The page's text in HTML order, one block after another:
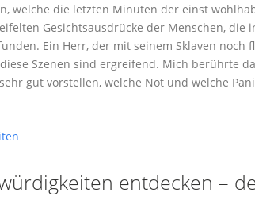
welche die letzten Minuten der einst
Gesichtsausdrücke der Menschen, die
Ein Herr, der mit seinem Sklaven noch
Szenen sind ergreifend. Mich berührte
gut vorstellen, welche Not und welche
entdecken –